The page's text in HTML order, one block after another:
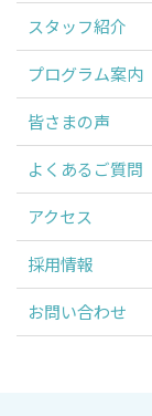
スタッフ紹介
プログラム案内
皆さまの声
よくあるご質問
アクセス
採用情報
お問い合わせ